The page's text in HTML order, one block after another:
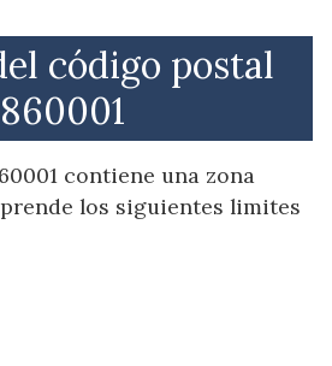
código postal
860001
contiene una zona
los siguientes limites